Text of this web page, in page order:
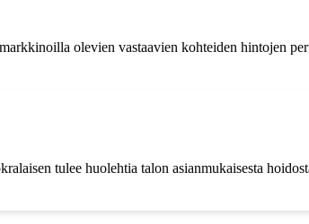
olevien vastaavien kohteiden hintojen
tulee huolehtia talon asianmukaisesta